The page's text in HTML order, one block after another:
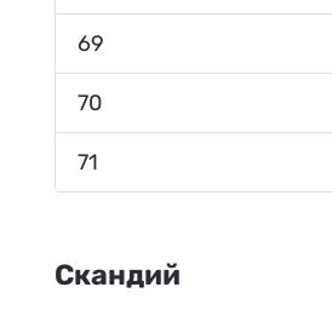
69
70
71
Скандий